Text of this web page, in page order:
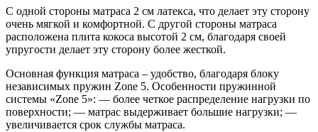
С одной стороны матраса 2 см латекса, что делает эту сторону
очень мягкой и комфортной. С другой стороны матраса
расположена плита кокоса высотой 2 см, благодаря своей
упругости делает эту сторону более жесткой.
Основная функция матраса – удобство, благодаря блоку
независимых пружин Zone 5. Особенности пружинной
системы «Zone 5»: — более четкое распределение нагрузки по
поверхности; — матрас выдерживает большие нагрузки; —
увеличивается срок службы матраса.